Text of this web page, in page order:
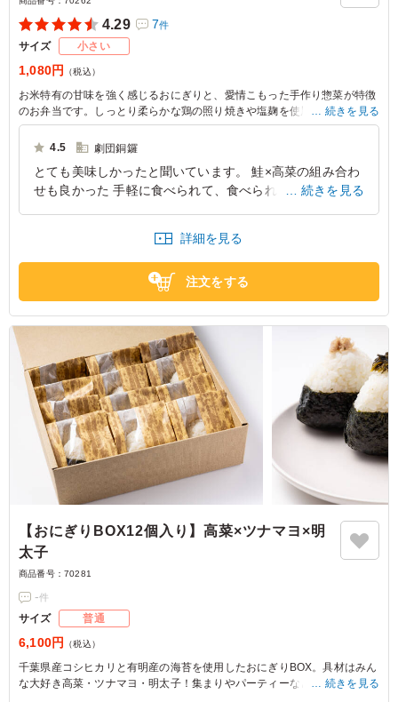
4.29 7件
サイズ 小さい
1,080円 （税込）
お米特有の甘味を強く感じるおにぎりと、愛情こもった手作り惣菜が特徴
のお弁当です。しっとり柔らかな鶏の照り焼きや塩麹を使用したいんげん
の和え物は、特別なひと時を演出します。
続きを見る
4.5 劇団銅鑼
とても美味しかったと聞いています。 鮭×高菜の組み合わ
せも良かった 手軽に食べられて、食べられなかった人た
東京都板橋区中台
続きを見る
詳細を見る
注文をする
【おにぎりBOX12個入り】高菜×ツナマヨ×明
太子
商品番号： 70281
-件
サイズ 普通
6,100円 （税込）
千葉県産コシヒカリと有明産の海苔を使用したおにぎりBOX。具材はみん
な大好き高菜・ツナマヨ・明太子！集まりやパーティーなどでお使いくだ
続きを見る